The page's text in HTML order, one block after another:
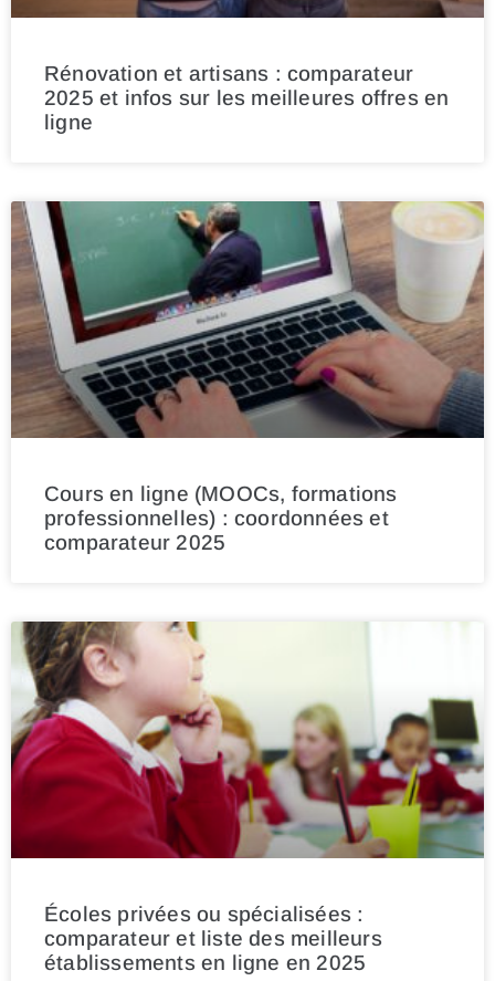
Rénovation et artisans : comparateur
2025 et infos sur les meilleures offres en
ligne
Cours en ligne (MOOCs, formations
professionnelles) : coordonnées et
comparateur 2025
Écoles privées ou spécialisées :
comparateur et liste des meilleurs
établissements en ligne en 2025